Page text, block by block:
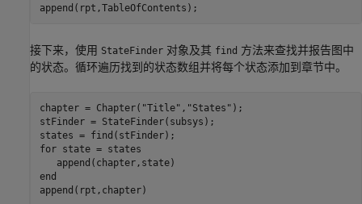
append(rpt,TableOfContents);
接下来，使用 StateFinder 对象及其 find 方法来查找并报告图中
的状态。循环遍历找到的状态数组并将每个状态添加到章节中。
chapter = Chapter( "Title" , "States" );
stFinder = StateFinder(subsys);
for state = states
end
append(rpt,chapter)